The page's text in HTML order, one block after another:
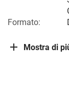
Formato:
Mostra di